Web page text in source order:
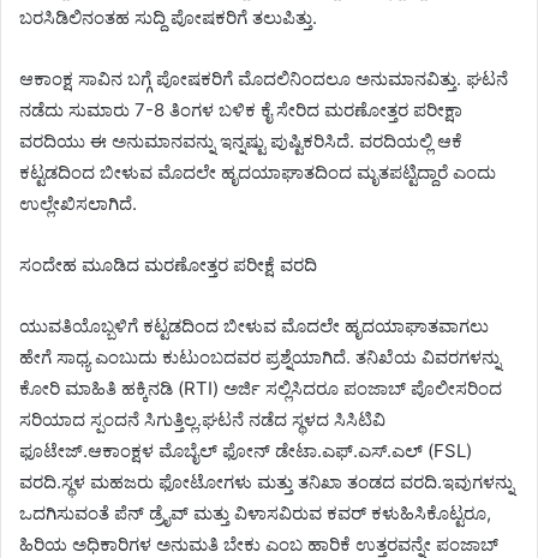
ಬರಸಿಡಿಲಿನಂತಹ ಸುದ್ದಿ ಪೋಷಕರಿಗೆ ತಲುಪಿತ್ತು.
ಆಕಾಂಕ್ಷ ಸಾವಿನ ಬಗ್ಗೆ ಪೋಷಕರಿಗೆ ಮೊದಲಿನಿಂದಲೂ ಅನುಮಾನವಿತ್ತು. ಘಟನೆ
ನಡೆದು ಸುಮಾರು 7-8 ತಿಂಗಳ ಬಳಿಕ ಕೈ ಸೇರಿದ ಮರಣೋತ್ತರ ಪರೀಕ್ಷಾ
ವರದಿಯು ಈ ಅನುಮಾನವನ್ನು ಇನ್ನಷ್ಟು ಪುಷ್ಟಿಕರಿಸಿದೆ. ವರದಿಯಲ್ಲಿ ಆಕೆ
ಕಟ್ಟಡದಿಂದ ಬೀಳುವ ಮೊದಲೇ ಹೃದಯಾಘಾತದಿಂದ ಮೃತಪಟ್ಟಿದ್ದಾರೆ ಎಂದು
ಉಲ್ಲೇಖಿಸಲಾಗಿದೆ.
ಸಂದೇಹ ಮೂಡಿದ ಮರಣೋತ್ತರ ಪರೀಕ್ಷೆ ವರದಿ
ಯುವತಿಯೊಬ್ಬಳಿಗೆ ಕಟ್ಟಡದಿಂದ ಬೀಳುವ ಮೊದಲೇ ಹೃದಯಾಘಾತವಾಗಲು
ಹೇಗೆ ಸಾಧ್ಯ ಎಂಬುದು ಕುಟುಂಬದವರ ಪ್ರಶ್ನೆಯಾಗಿದೆ. ತನಿಖೆಯ ವಿವರಗಳನ್ನು
ಕೋರಿ ಮಾಹಿತಿ ಹಕ್ಕಿನಡಿ (RTI) ಅರ್ಜಿ ಸಲ್ಲಿಸಿದರೂ ಪಂಜಾಬ್ ಪೊಲೀಸರಿಂದ
ಸರಿಯಾದ ಸ್ಪಂದನೆ ಸಿಗುತ್ತಿಲ್ಲ.ಘಟನೆ ನಡೆದ ಸ್ಥಳದ ಸಿಸಿಟಿವಿ
ಫೂಟೇಜ್.ಆಕಾಂಕ್ಷಳ ಮೊಬೈಲ್ ಫೋನ್ ಡೇಟಾ.ಎಫ್.ಎಸ್.ಎಲ್ (FSL)
ವರದಿ.ಸ್ಥಳ ಮಹಜರು ಫೋಟೋಗಳು ಮತ್ತು ತನಿಖಾ ತಂಡದ ವರದಿ.ಇವುಗಳನ್ನು
ಒದಗಿಸುವಂತೆ ಪೆನ್ ಡ್ರೈವ್ ಮತ್ತು ವಿಳಾಸವಿರುವ ಕವರ್ ಕಳುಹಿಸಿಕೊಟ್ಟರೂ,
ಹಿರಿಯ ಅಧಿಕಾರಿಗಳ ಅನುಮತಿ ಬೇಕು ಎಂಬ ಹಾರಿಕೆ ಉತ್ತರವನ್ನೇ ಪಂಜಾಬ್